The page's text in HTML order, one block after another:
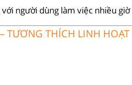
người dùng làm việc nhiều
TƯƠNG THÍCH LINH HOẠT